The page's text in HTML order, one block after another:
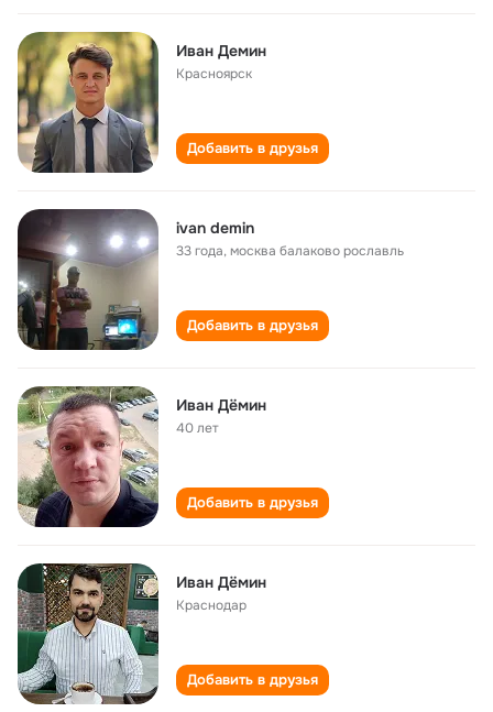
Иван Демин
Красноярск
Добавить в друзья
ivan demin
33 года,москва балаково рославль
Добавить в друзья
Иван Дёмин
40 лет
Добавить в друзья
Иван Дёмин
Краснодар
Добавить в друзья